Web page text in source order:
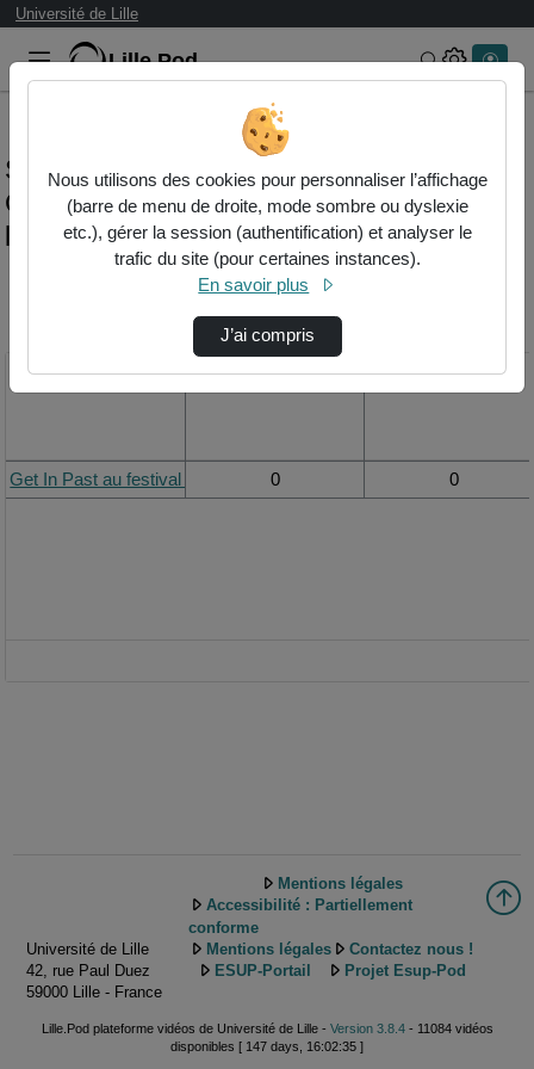
Université de Lille
Lille.Pod Rechercher
Statistiques de visualisation de la vidéo
Get in past au festival video mapping de
Titre Vue de la journée Vue du mois
Get In Past au festival Video Mapping de Lille
0 0
Université de Lille
42, rue Paul Duez
59000 Lille - France
Mentions légales
Accessibilité : Partiellement
conforme
Mentions légales
Contactez nous !
ESUP-Portail
Projet Esup-Pod
Lille.Pod plateforme vidéos de Université de Lille - Version 3.8.4- 11084 vidéos
disponibles [ 147 days, 16:02:35 ]
Nous utilisons des cookies pour personnaliser l’affichage
(barre de menu de droite, mode sombre ou dyslexie
etc.), gérer la session (authentification) et analyser le
trafic du site (pour certaines instances).
En savoir plus
J’ai compris